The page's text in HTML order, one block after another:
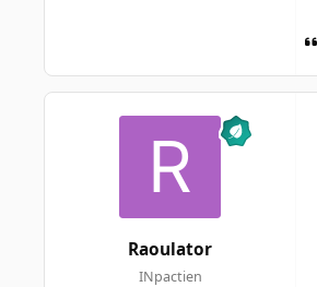
Raoulator
INpactien